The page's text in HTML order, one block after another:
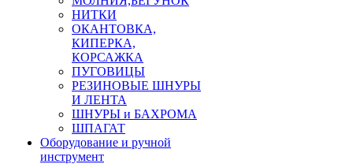
НИТКИ
ОКАНТОВКА,
КИПЕРКА,
КОРСАЖКА
ПУГОВИЦЫ
РЕЗИНОВЫЕ ШНУРЫ
И ЛЕНТА
ШНУРЫ и БАХРОМА
ШПАГАТ
Оборудование и ручной
инструмент